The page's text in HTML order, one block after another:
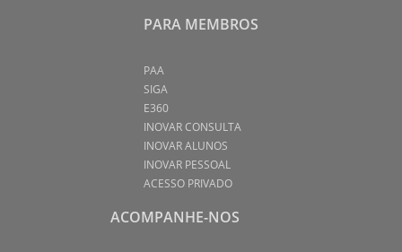
PARA MEMBROS
PAA
SIGA
E360
INOVAR CONSULTA
INOVAR ALUNOS
INOVAR PESSOAL
ACESSO PRIVADO
ACOMPANHE-NOS